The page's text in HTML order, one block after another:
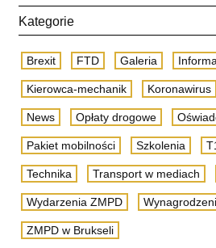
Kategorie
Brexit FTD Galeria
Kierowca-mechanik Koronawirus
News Opłaty drogowe
Pakiet mobilności Szkolenia
Technika Transport w mediach
Wydarzenia ZMPD
ZMPD w Brukseli